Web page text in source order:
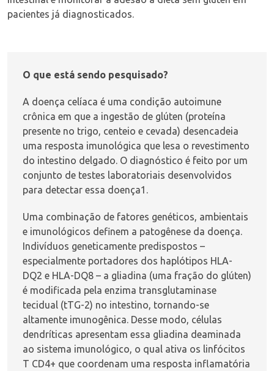
pacientes já diagnosticados.
O que está sendo pesquisado?
A doença celíaca é uma condição autoimune
crônica em que a ingestão de glúten (proteína
presente no trigo, centeio e cevada) desencadeia
uma resposta imunológica que lesa o revestimento
do intestino delgado. O diagnóstico é feito por um
conjunto de testes laboratoriais desenvolvidos
para detectar essa doença1 .
Uma combinação de fatores genéticos, ambientais
e imunológicos definem a patogênese da doença.
Indivíduos geneticamente predispostos –
especialmente portadores dos haplótipos HLA-
DQ2 e HLA-DQ8 – a gliadina (uma fração do glúten)
é modificada pela enzima transglutaminase
tecidual (tTG-2) no intestino, tornando-se
altamente imunogênica. Desse modo, células
dendríticas apresentam essa gliadina deaminada
ao sistema imunológico, o qual ativa os linfócitos
T CD4+ que coordenam uma resposta inflamatória